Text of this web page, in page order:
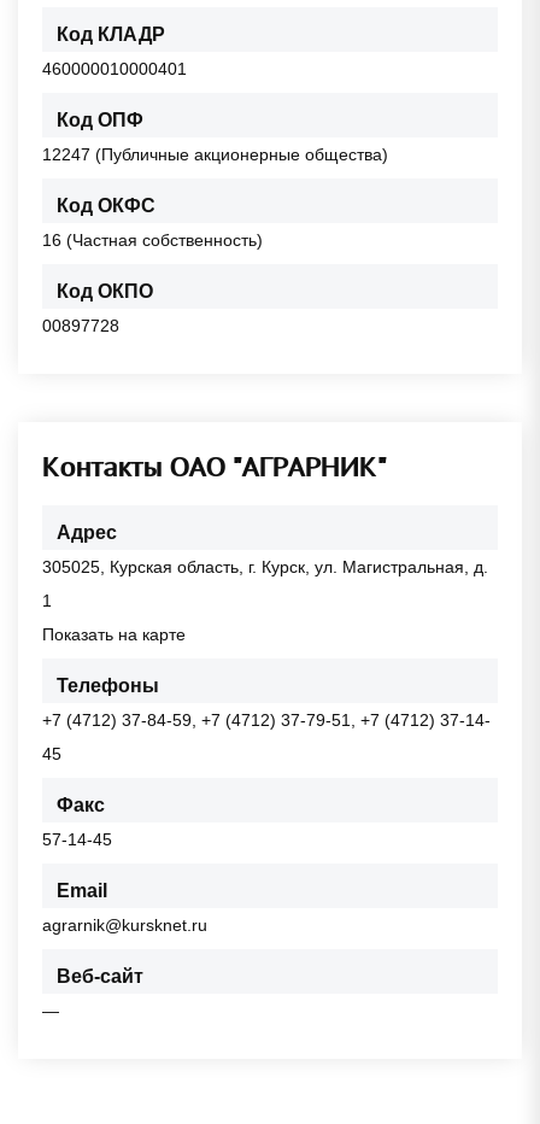
Код КЛАДР
460000010000401
Код ОПФ
12247 (Публичные акционерные общества)
Код ОКФС
16 (Частная собственность)
Код ОКПО
00897728
Контакты ОАО "АГРАРНИК"
Адрес
305025, Курская область, г. Курск, ул. Магистральная, д.
1
Показать на карте
Телефоны
+7 (4712) 37-84-59, +7 (4712) 37-79-51, +7 (4712) 37-14-
45
Факс
57-14-45
Email
agrarnik@kursknet.ru
Веб-сайт
—